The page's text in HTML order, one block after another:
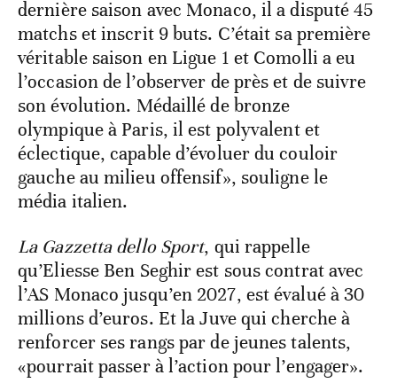
dernière saison avec Monaco, il a disputé 45
matchs et inscrit 9 buts. C’était sa première
véritable saison en Ligue 1 et Comolli a eu
l’occasion de l’observer de près et de suivre
son évolution. Médaillé de bronze
olympique à Paris, il est polyvalent et
éclectique, capable d’évoluer du couloir
gauche au milieu offensif», souligne le
média italien.
La Gazzetta dello Sport, qui rappelle
qu’Eliesse Ben Seghir est sous contrat avec
l’AS Monaco jusqu’en 2027, est évalué à 30
millions d’euros. Et la Juve qui cherche à
renforcer ses rangs par de jeunes talents,
«pourrait passer à l’action pour l’engager».